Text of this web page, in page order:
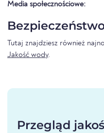
Media społecznościowe:
Tutaj znajdziesz również
Jakość wody.
Przegląd